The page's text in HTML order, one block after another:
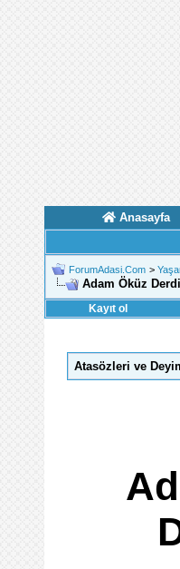
Anasayfa
ForumAdasi.Com >
Adam Öküz
Kayıt ol
Atasözleri ve